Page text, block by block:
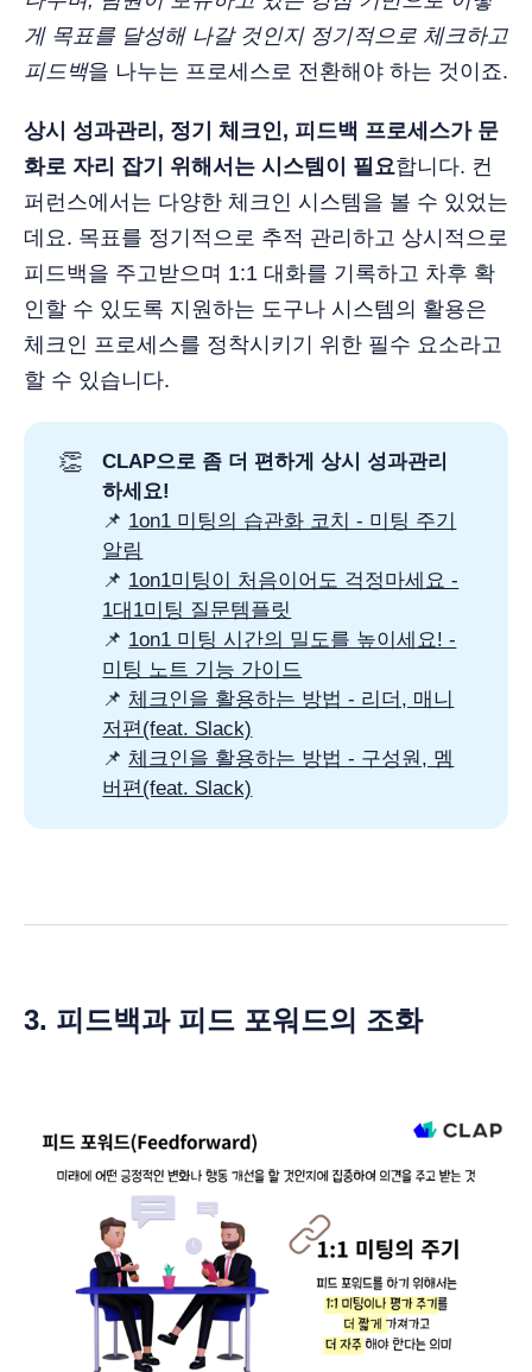
게 목표를 달성해 나갈 것인지 정기적으로 체크하고
피드백을 나누는 프로세스로 전환해야 하는 것이죠.
상시 성과관리, 정기 체크인, 피드백 프로세스가 문
화로 자리 잡기 위해서는 시스템이 필요합니다. 컨
퍼런스에서는 다양한 체크인 시스템을 볼 수 있었는
데요. 목표를 정기적으로 추적 관리하고 상시적으로
피드백을 주고받으며 1:1 대화를 기록하고 차후 확
인할 수 있도록 지원하는 도구나 시스템의 활용은
체크인 프로세스를 정착시키기 위한 필수 요소라고
할 수 있습니다.
👏
CLAP으로 좀 더 편하게 상시 성과관리
하세요!
📌 1on1 미팅의 습관화 코치 - 미팅 주기
알림
📌 1on1미팅이 처음이어도 걱정마세요 -
1대1미팅 질문템플릿
📌 1on1 미팅 시간의 밀도를 높이세요! -
미팅 노트 기능 가이드
📌체크인을 활용하는 방법 - 리더, 매니
저편(feat. Slack)
📌체크인을 활용하는 방법 - 구성원, 멤
버편(feat. Slack)
3. 피드백과 피드 포워드의 조화